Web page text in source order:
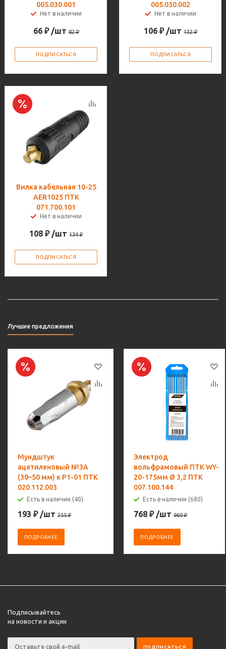
005.030.001
Нет в наличии
66₽ /шт 82₽
ПОДПИСАТЬСЯ
005.030.002
Нет в наличии
106 ₽ /шт 132₽
ПОДПИСАТЬСЯ
Вилка кабельная 10-25
AER1025 ПТК
071.700.101
Нет в наличии
108 ₽ /шт 134₽
ПОДПИСАТЬСЯ
Лучшие предложения
Мундштук
ацетиленовый №3А
(30–50 мм) к Р1-01 ПТК
020.112.003
Есть в наличии (40)
193 ₽ /шт 255₽
ПОДРОБНЕЕ
Электрод
вольфрамовый ПТК WY-
20-175мм Ø 3,2 ПТК
007.100.144
Есть в наличии (680)
768 ₽ /шт 960₽
ПОДРОБНЕЕ
Подписывайтесь
на новости и акции